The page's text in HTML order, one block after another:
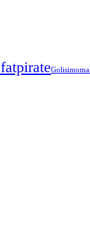
fatpirateGolisimo